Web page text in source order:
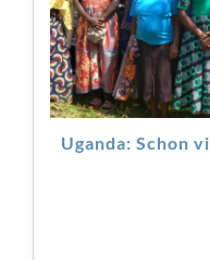
Uganda: Schon